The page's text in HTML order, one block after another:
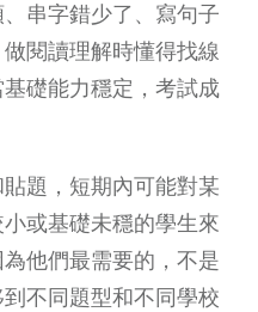
串字錯少了、寫句子
閱讀理解時懂得找線
礎能力穩定，考試成
題，短期內可能對某
或基礎未穩的學生來
他們最需要的，不是
不同題型和不同學校